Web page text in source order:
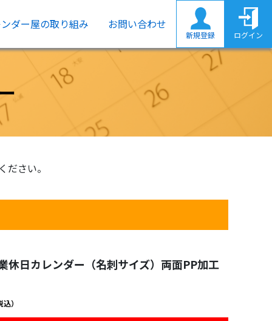
ダー屋の取り組み お問い合わせ
新規登録 ログイン
ださい。
休日カレンダー（名刺サイズ）両面PP加工
）